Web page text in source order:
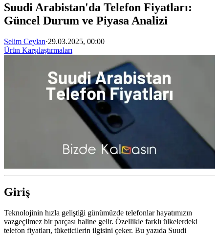
Suudi Arabistan'da Telefon Fiyatları:
Güncel Durum ve Piyasa Analizi
Selim Ceylan·29.03.2025, 00:00
Ürün Karşılaştırmaları
Giriş
Teknolojinin hızla geliştiği günümüzde telefonlar hayatımızın
vazgeçilmez bir parçası haline gelir. Özellikle farklı ülkelerdeki
telefon fiyatları, tüketicilerin ilgisini çeker. Bu yazıda Suudi